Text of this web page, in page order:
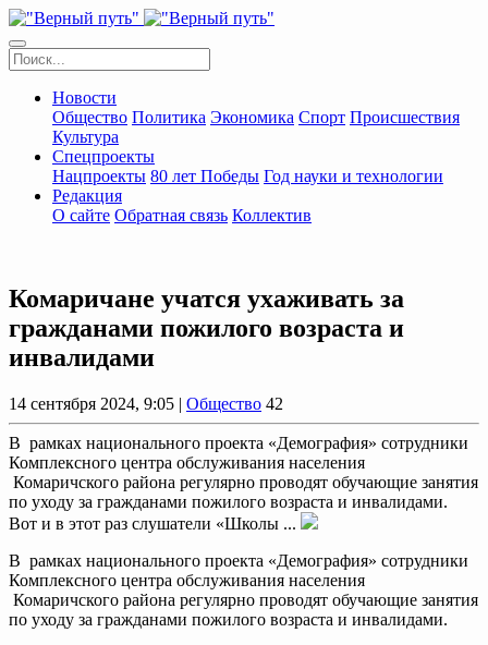
Новости
Общество Политика Экономика Спорт Происшествия
Культура
Спецпроекты
Нацпроекты 80 лет Победы Год науки и технологии
Редакция
О сайте Обратная связь Коллектив
Комаричане учатся ухаживать за
гражданами пожилого возраста и
инвалидами
14 сентября 2024, 9:05 | Общество 42
В рамках национального проекта «Демография» сотрудники
Комплексного центра обслуживания населения
Комаричского района регулярно проводят обучающие занятия
по уходу за гражданами пожилого возраста и инвалидами.
Вот и в этот раз слушатели «Школы ...
В рамках национального проекта «Демография» сотрудники
Комплексного центра обслуживания населения
Комаричского района регулярно проводят обучающие занятия
по уходу за гражданами пожилого возраста и инвалидами.